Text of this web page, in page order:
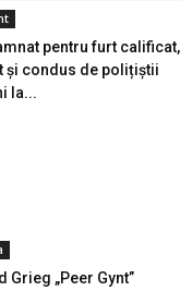
pentru furt calificat,
și condus de polițiștii
la...
Grieg „Peer Gynt”